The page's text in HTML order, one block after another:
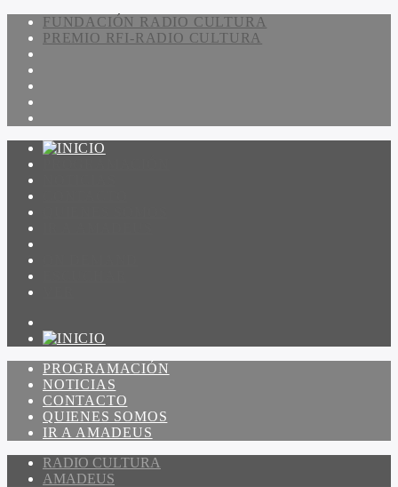
FUNDACIÓN RADIO CULTURA
PREMIO RFI-RADIO CULTURA
PROGRAMACIÓN
NOTICIAS
CONTACTO
QUIENES SOMOS
IR A AMADEUS
RADIO CULTURA
AMADEUS